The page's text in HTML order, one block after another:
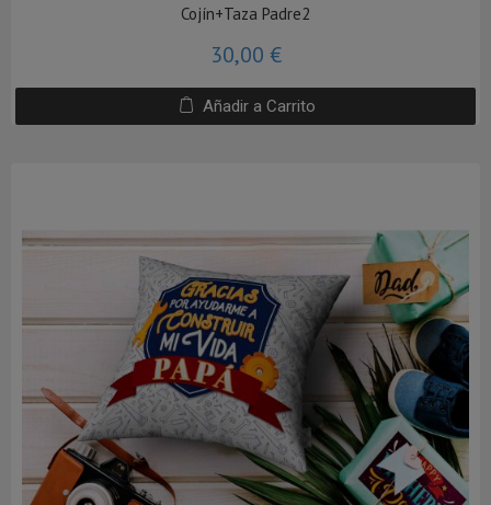
Cojín+Taza Padre2
30,00 €
Añadir a Carrito